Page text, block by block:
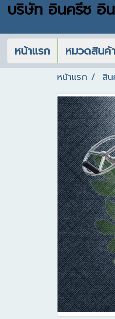
บริษัท อินครีซ อิ
หน้าแรก หมวดสินค้
หน้าแรก สิ